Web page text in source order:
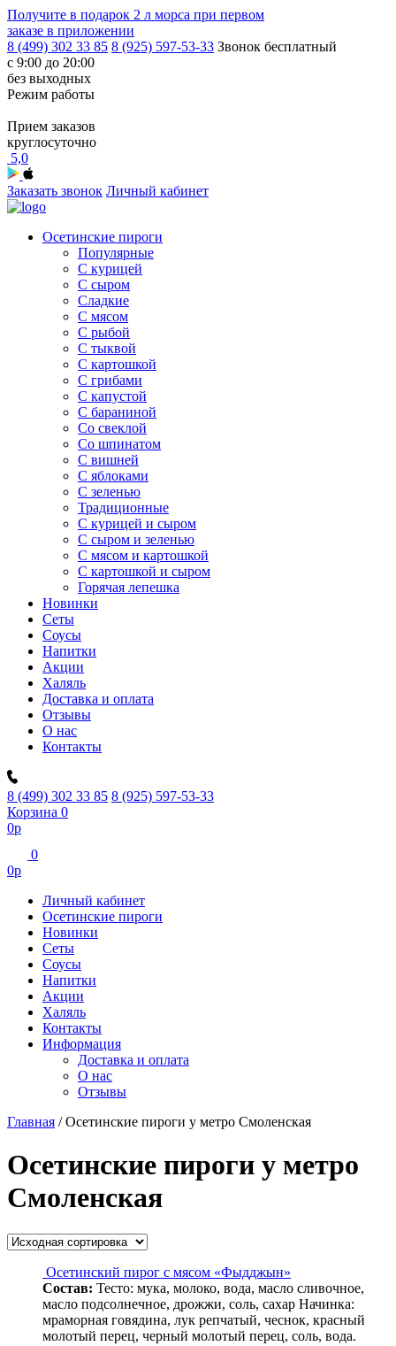
Получите в подарок 2 л морса при первом
заказе в приложении
8 (499) 302 33 85 8 (925) 597-53-33 Звонок бесплатный
с 9:00 до 20:00
без выходных
Режим работы
Прием заказов
круглосуточно
5,0
Заказать звонок Личный кабинет
Осетинские пироги
Популярные
С курицей
С сыром
Сладкие
С мясом
С рыбой
С тыквой
С картошкой
С грибами
С капустой
C бараниной
Со свеклой
Со шпинатом
С вишней
С яблоками
С зеленью
Традиционные
С курицей и сыром
С сыром и зеленью
С мясом и картошкой
С картошкой и сыром
Горячая лепешка
Новинки
Сеты
Соусы
Напитки
Акции
Халяль
Доставка и оплата
Отзывы
О нас
Контакты
8 (499) 302 33 85 8 (925) 597-53-33
Корзина 0
0р
0
0р
Личный кабинет
Осетинские пироги
Новинки
Сеты
Соусы
Напитки
Акции
Халяль
Контакты
Информация
Доставка и оплата
О нас
Отзывы
Главная /Осетинские пироги у метро Смоленская
Осетинские пироги у метро
Смоленская
Осетинский пирог с мясом «Фыдджын»
Состав: Тесто: мука, молоко, вода, масло сливочное,
масло подсолнечное, дрожжи, соль, сахар Начинка:
мраморная говядина, лук репчатый, чеснок, красный
молотый перец, черный молотый перец, соль, вода.